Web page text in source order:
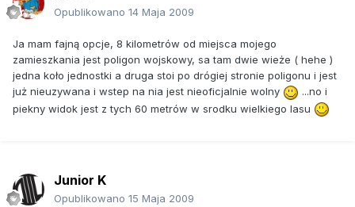
Opublikowano 14 Maja 2009
Ja mam fajną opcje, 8 kilometrów od miejsca mojego
zamieszkania jest poligon wojskowy, sa tam dwie wieże ( hehe )
jedna koło jednostki a druga stoi po drógiej stronie poligonu i jest
już nieuzywana i wstep na nia jest nieoficjalnie wolny
...no i
piekny widok jest z tych 60 metrów w srodku wielkiego lasu
Junior K
Opublikowano 15 Maja 2009